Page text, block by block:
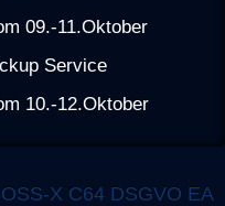
09.-11.Oktober
Service
10.-12.Oktober
X C64 DSGVO EA